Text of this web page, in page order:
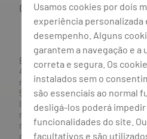
Gestão de cookies
BANCO BPI, S.A., com sede na
4100-129 Porto; Capital Social: € 1
na CRC Porto sob o número de
534, como o número de
Intermediário financeiro
no Banco de Portugal sob o
n.º 419527591, registado junto
de Seguros e Fundos de Pensões
Usamos cookies por dois
experiência personalizada
desempenho. Alguns
garantem a navegação e
correta e segura. Os
instalados sem o
são essenciais ao normal
desligá-los poderá
funcionalidades do site.
facultativos e são